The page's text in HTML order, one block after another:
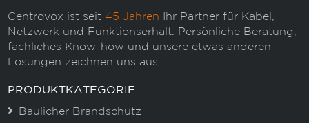
Centrovox ist seit 45 Jahren Ihr Partner für Kabel,
Netzwerk und Funktionserhalt. Persönliche Beratung,
fachliches Know-how und unsere etwas anderen
Lösungen zeichnen uns aus.
PRODUKTKATEGORIE
Baulicher Brandschutz